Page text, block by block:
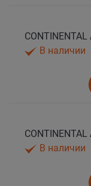
В наличии
В наличии